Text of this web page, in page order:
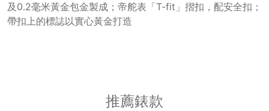
及0.2毫米黃金包金製成；帝舵表「T-fit」摺扣，配安全扣；
帶扣上的標誌以實心黃金打造
推薦錶款